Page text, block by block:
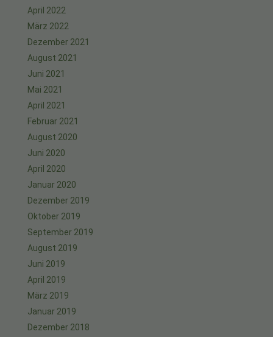
April 2022
März 2022
Dezember 2021
August 2021
Juni 2021
Mai 2021
April 2021
Februar 2021
August 2020
Juni 2020
April 2020
Januar 2020
Dezember 2019
Oktober 2019
September 2019
August 2019
Juni 2019
April 2019
März 2019
Januar 2019
Dezember 2018